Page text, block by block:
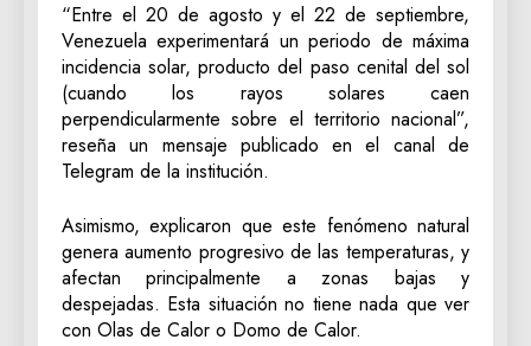
“Entre el 20 de agosto y el 22 de septiembre,
Venezuela experimentará un periodo de máxima
incidencia solar, producto del paso cenital del sol
(cuando los rayos solares caen
perpendicularmente sobre el territorio nacional”,
reseña un mensaje publicado en el canal de
Telegram de la institución.
Asimismo, explicaron que este fenómeno natural
genera aumento progresivo de las temperaturas, y
afectan principalmente a zonas bajas y
despejadas. Esta situación no tiene nada que ver
con Olas de Calor o Domo de Calor.